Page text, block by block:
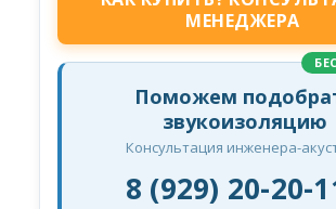
МЕНЕДЖЕРА
Поможем
звукоизоляцию
Консультация инженера-
8 (929) 20-20-